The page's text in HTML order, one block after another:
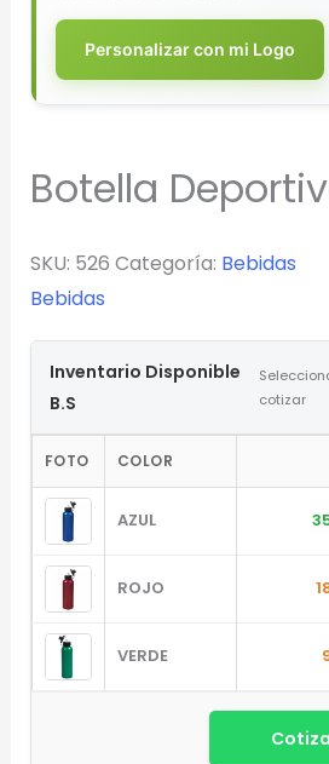
Personalizar con mi Logo
Botella
SKU: 526 Categoría: Bebidas
Bebidas
Inventario Disponible
B.S
cotizar
FOTO COLOR
AZUL
ROJO
VERDE